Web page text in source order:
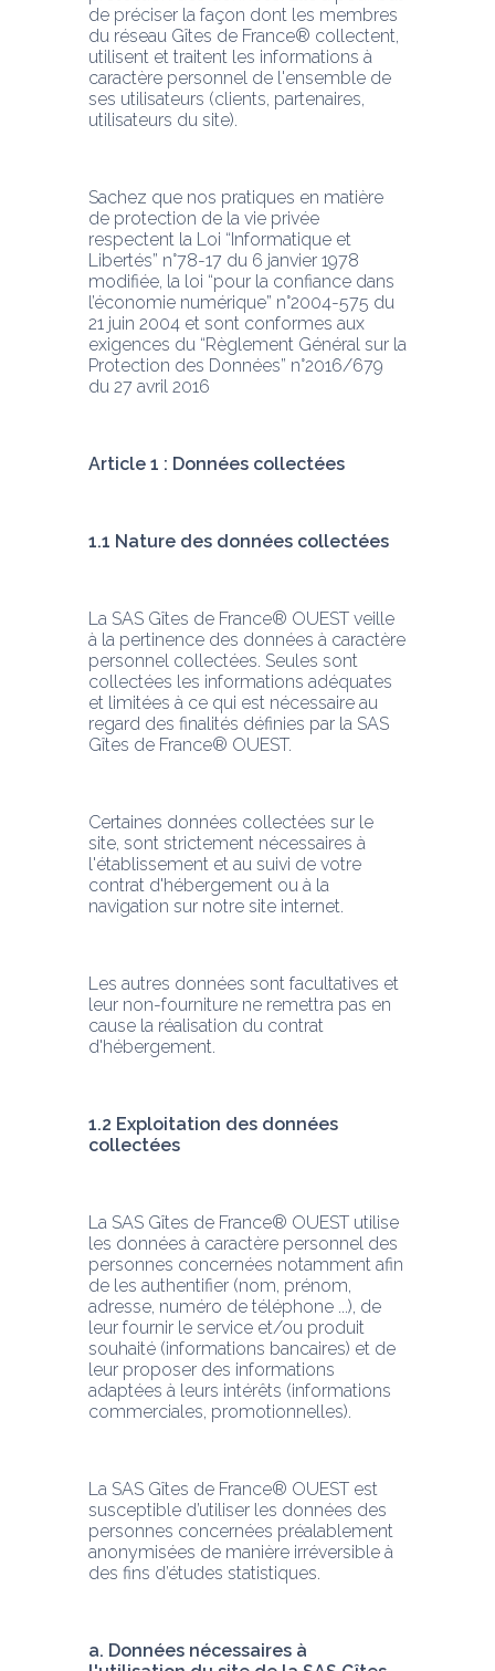
de préciser la façon dont les membres
du réseau Gîtes de France® collectent,
utilisent et traitent les informations à
caractère personnel de l'ensemble de
ses utilisateurs (clients, partenaires,
utilisateurs du site).
Sachez que nos pratiques en matière
de protection de la vie privée
respectent la Loi “Informatique et
Libertés” n°78-17 du 6 janvier 1978
modifiée, la loi “pour la confiance dans
l’économie numérique” n°2004-575 du
21 juin 2004 et sont conformes aux
exigences du “Règlement Général sur la
Protection des Données” n°2016/679
du 27 avril 2016
Article 1 : Données collectées
1.1 Nature des données collectées
La SAS Gîtes de France® OUEST veille
à la pertinence des données à caractère
personnel collectées. Seules sont
collectées les informations adéquates
et limitées à ce qui est nécessaire au
regard des finalités définies par la SAS
Gîtes de France® OUEST.
Certaines données collectées sur le
site, sont strictement nécessaires à
l'établissement et au suivi de votre
contrat d'hébergement ou à la
navigation sur notre site internet.
Les autres données sont facultatives et
leur non-fourniture ne remettra pas en
cause la réalisation du contrat
d'hébergement.
1.2 Exploitation des données
collectées
La SAS Gîtes de France® OUEST utilise
les données à caractère personnel des
personnes concernées notamment afin
de les authentifier (nom, prénom,
adresse, numéro de téléphone ...), de
leur fournir le service et/ou produit
souhaité (informations bancaires) et de
leur proposer des informations
adaptées à leurs intérêts (informations
commerciales, promotionnelles).
La SAS Gîtes de France® OUEST est
susceptible d’utiliser les données des
personnes concernées préalablement
anonymisées de manière irréversible à
des fins d’études statistiques.
a. Données nécessaires à